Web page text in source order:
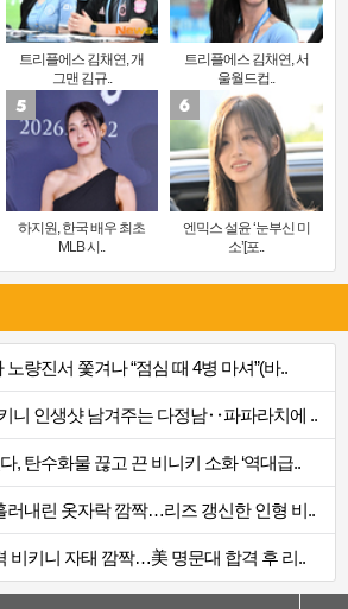
트리플에스 김채연, 개
그맨 김규..
트리플에스 김채연, 서
울월드컵..
하지원, 한국 배우 최초
MLB 시..
엔믹스 설윤 ‘눈부신 미
소’[포..
량진서 쫓겨나 “점심 때 4병 마셔”(바..
니 인생샷 남겨주는 다정남‥파파라치에 ..
, 탄수화물 끊고 끈 비니키 소화 ‘역대급..
러내린 옷자락 깜짝…리즈 갱신한 인형 비..
비키니 자태 깜짝…美 명문대 합격 후 리..